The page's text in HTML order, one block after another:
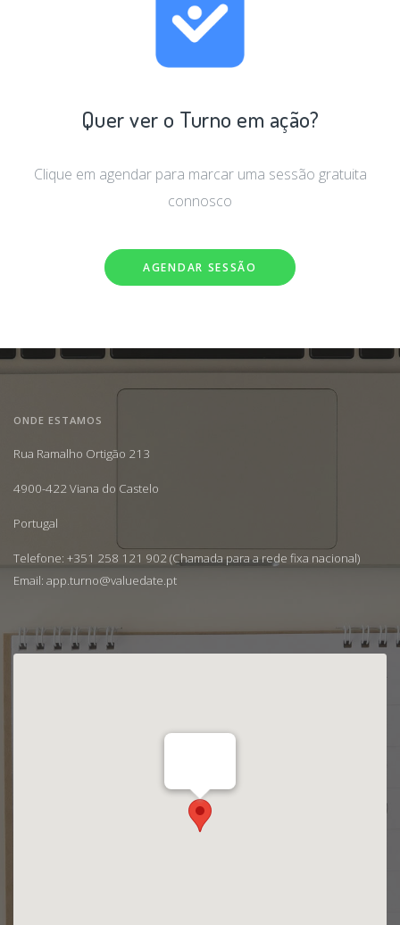
Quer ver o Turno em ação?
Clique em agendar para marcar uma sessão gratuita
connosco
AGENDAR SESSÃO
ONDE ESTAMOS
Rua Ramalho Ortigão 213
4900-422 Viana do Castelo
Portugal
Telefone: +351 258 121 902 (Chamada para a rede fixa nacional)
Email: app.turno@valuedate.pt
valuedate.io